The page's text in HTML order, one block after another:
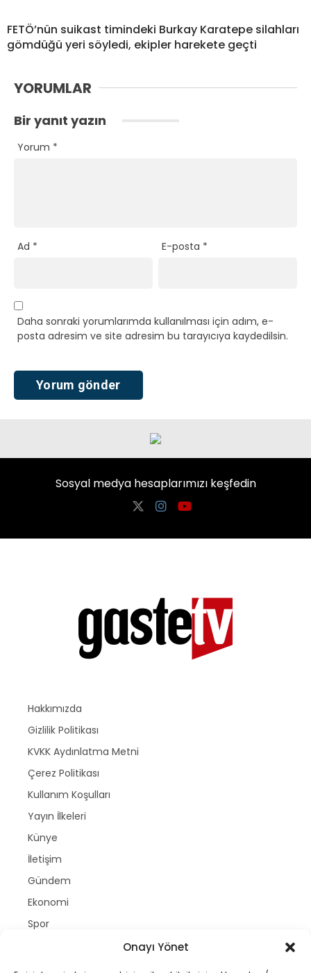
Onayı Yönet
FETÖ’nün suikast timindeki Burkay Karatepe silahları
gömdüğü yeri söyledi, ekipler harekete geçti
YORUMLAR
Bir yanıt yazın
Yorum *
Ad * E-posta *
Daha sonraki yorumlarımda kullanılması için adım, e-
posta adresim ve site adresim bu tarayıcıya kaydedilsin.
Sosyal medya hesaplarımızı keşfedin
Hakkımızda
Gizlilik Politikası
KVKK Aydınlatma Metni
Çerez Politikası
Kullanım Koşulları
Yayın İlkeleri
Künye
İletişim
Gündem
Ekonomi
Spor